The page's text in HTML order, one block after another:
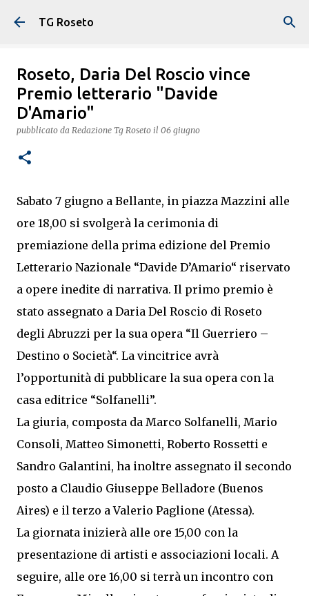
Passa ai contenuti principali
TG Roseto
Roseto, Daria Del Roscio vince
Premio letterario "Davide
D'Amario"
pubblicato da Redazione Tg Roseto il 06 giugno
Sabato 7 giugno a Bellante, in piazza Mazzini alle
ore 18,00 si svolgerà la cerimonia di
premiazione della prima edizione del Premio
Letterario Nazionale “Davide D’Amario“ riservato
a opere inedite di narrativa. Il primo premio è
stato assegnato a Daria Del Roscio di Roseto
degli Abruzzi per la sua opera “Il Guerriero –
Destino o Società“. La vincitrice avrà
l’opportunità di pubblicare la sua opera con la
casa editrice “Solfanelli”.
La giuria, composta da Marco Solfanelli, Mario
Consoli, Matteo Simonetti, Roberto Rossetti e
Sandro Galantini, ha inoltre assegnato il secondo
posto a Claudio Giuseppe Belladore (Buenos
Aires) e il terzo a Valerio Paglione (Atessa).
La giornata inizierà alle ore 15,00 con la
presentazione di artisti e associazioni locali. A
seguire, alle ore 16,00 si terrà un incontro con